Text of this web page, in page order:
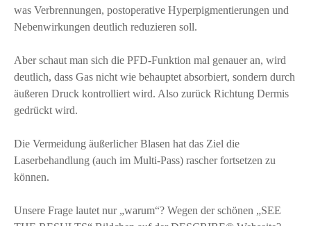
was Verbrennungen, postoperative Hyperpigmentierungen und
Nebenwirkungen deutlich reduzieren soll.
Aber schaut man sich die PFD-Funktion mal genauer an, wird
deutlich, dass Gas nicht wie behauptet absorbiert, sondern durch
äußeren Druck kontrolliert wird. Also zurück Richtung Dermis
gedrückt wird.
Die Vermeidung äußerlicher Blasen hat das Ziel die
Laserbehandlung (auch im Multi-Pass) rascher fortsetzen zu
können.
Unsere Frage lautet nur „warum“? Wegen der schönen „SEE